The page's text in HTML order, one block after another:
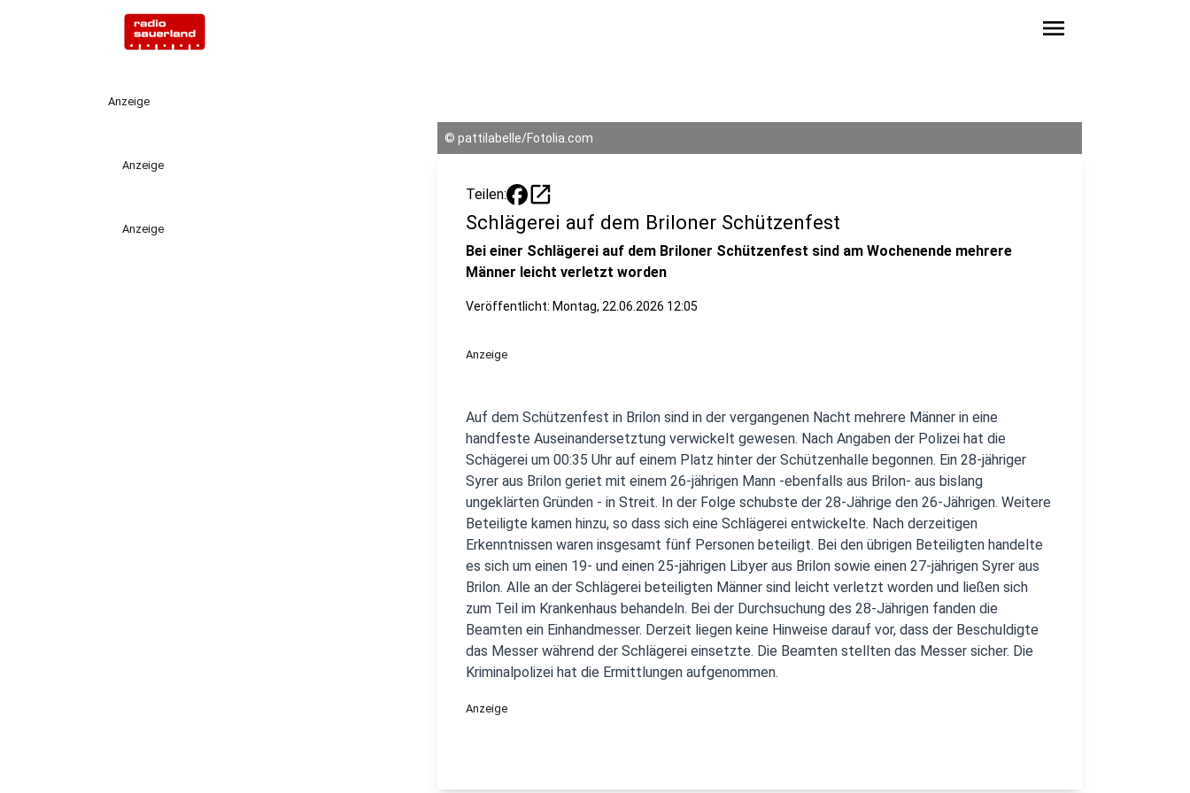
menu
Anzeige
Anzeige
Anzeige
© pattilabelle/Fotolia.com
Teilen: open_in_new
Schlägerei auf dem Briloner Schützenfest
Bei einer Schlägerei auf dem Briloner Schützenfest sind am Wochenende mehrere
Männer leicht verletzt worden
Veröffentlicht: Montag, 22.06.2026 12:05
Anzeige
Auf dem Schützenfest in Brilon sind in der vergangenen Nacht mehrere Männer in eine
handfeste Auseinandersetztung verwickelt gewesen. Nach Angaben der Polizei hat die
Schägerei um 00:35 Uhr auf einem Platz hinter der Schützenhalle begonnen. Ein 28-jähriger
Syrer aus Brilon geriet mit einem 26-jährigen Mann -ebenfalls aus Brilon- aus bislang
ungeklärten Gründen - in Streit. In der Folge schubste der 28-Jährige den 26-Jährigen. Weitere
Beteiligte kamen hinzu, so dass sich eine Schlägerei entwickelte. Nach derzeitigen
Erkenntnissen waren insgesamt fünf Personen beteiligt. Bei den übrigen Beteiligten handelte
es sich um einen 19- und einen 25-jährigen Libyer aus Brilon sowie einen 27-jährigen Syrer aus
Brilon. Alle an der Schlägerei beteiligten Männer sind leicht verletzt worden und ließen sich
zum Teil im Krankenhaus behandeln. Bei der Durchsuchung des 28-Jährigen fanden die
Beamten ein Einhandmesser. Derzeit liegen keine Hinweise darauf vor, dass der Beschuldigte
das Messer während der Schlägerei einsetzte. Die Beamten stellten das Messer sicher. Die
Kriminalpolizei hat die Ermittlungen aufgenommen.
Anzeige